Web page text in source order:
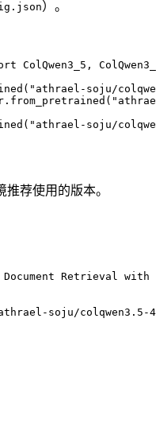
）。
ColQwen3_5,
soju/
soju/
荐使用的版本。
Retrieval with
soju/colqwen3.5-